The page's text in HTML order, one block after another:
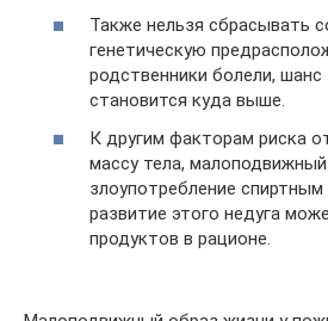
Также нельзя сбрасывать
генетическую
родственники болели, шанс
становится куда выше.
К другим факторам риска
массу тела,
злоупотребление
развитие этого недуга
продуктов в рационе.